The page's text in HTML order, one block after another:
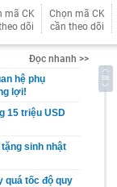
mã CK
dõi
Chọn mã CK
cần theo dõi
Đọc nhanh >>
hệ phụ
lợi!
15 triệu USD
tặng sinh nhật
quá tốc độ quy